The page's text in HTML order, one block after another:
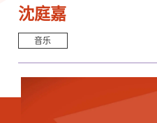
沈庭嘉
音乐